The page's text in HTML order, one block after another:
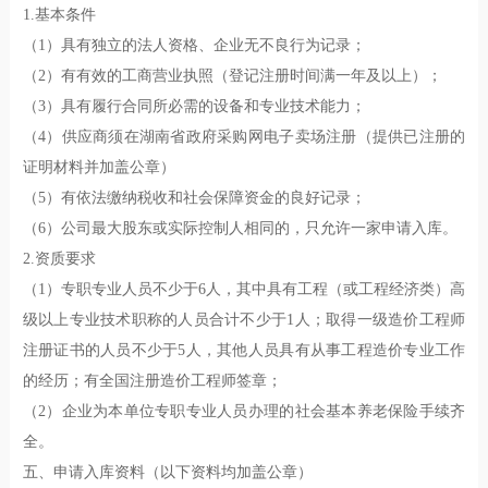
1.基本条件
（1）具有独立的法人资格、企业无不良行为记录；
（2）有有效的工商营业执照（登记注册时间满一年及以上）；
（3）具有履行合同所必需的设备和专业技术能力；
（4）供应商须在湖南省政府采购网电子卖场注册（提供已注册的
证明材料并加盖公章）
（5）有依法缴纳税收和社会保障资金的良好记录；
（6）公司最大股东或实际控制人相同的，只允许一家申请入库。
2.资质要求
（1）专职专业人员不少于6人，其中具有工程（或工程经济类）高
级以上专业技术职称的人员合计不少于1人；取得一级造价工程师
注册证书的人员不少于5人，其他人员具有从事工程造价专业工作
的经历；有全国注册造价工程师签章；
（2）企业为本单位专职专业人员办理的社会基本养老保险手续齐
全。
五、申请入库资料（以下资料均加盖公章）